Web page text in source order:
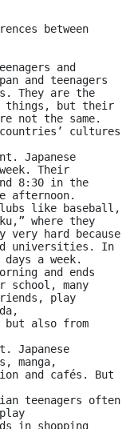
between
and
and teenagers
They are the
things, but their
not the same.
cultures
Japanese
Their
8:30 in the
afternoon.
like baseball,
where they
very hard because
universities. In
a week.
and ends
school, many
play
but also from
Japanese
manga,
and cafés. But
teenagers often
in shopping